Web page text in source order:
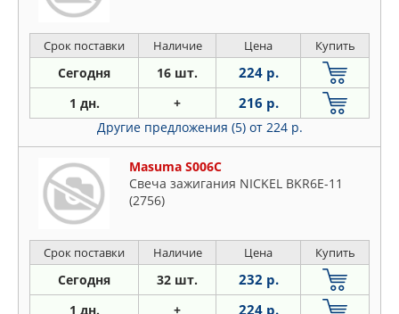
Срок поставки Наличие Цена Купить
Сегодня 16 шт. 224 р.
1 дн. + 216 р.
Другие предложения (5) от 224 р.
Masuma S006C
Свеча зажигания NICKEL BKR6E-11
(2756)
Срок поставки Наличие Цена Купить
Сегодня 32 шт. 232 р.
1 дн. + 224 р.